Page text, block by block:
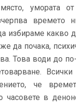
умората
времето
избираме какво
да почака,
Това води до
Всички
че
часовете в